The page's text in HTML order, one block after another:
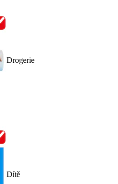
Drogerie
Dítě